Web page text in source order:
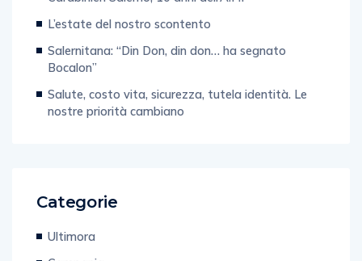
L’estate del nostro scontento
Salernitana: “Din Don, din don… ha segnato
Bocalon”
Salute, costo vita, sicurezza, tutela identità. Le
nostre priorità cambiano
Campania